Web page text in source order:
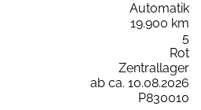
Automatik
19.900 km
5
Rot
Zentrallager
ab ca. 10.08.2026
P830010